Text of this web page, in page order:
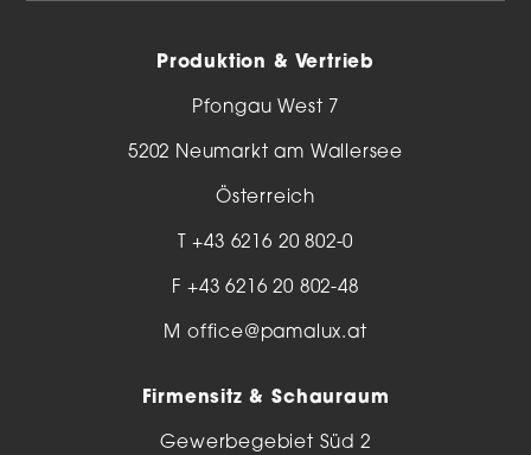
Produktion & Vertrieb
Pfongau West 7
5202 Neumarkt am Wallersee
Österreich
T+43 6216 20 802-0
F +43 6216 20 802-48
M office@pamalux.at
Firmensitz & Schauraum
Gewerbegebiet Süd 2